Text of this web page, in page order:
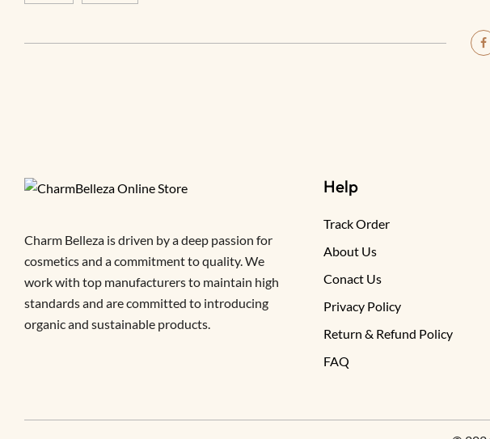
Charm Belleza is driven by a deep passion for
cosmetics and a commitment to quality. We
work with top manufacturers to maintain high
standards and are committed to introducing
organic and sustainable products.
Help
Track Order
About Us
Conact Us
Privacy Policy
Return & Refund Policy
FAQ